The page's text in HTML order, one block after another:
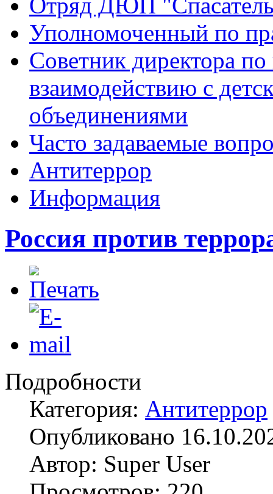
Отряд ДЮП
Уполномоченный по
Советник директора
взаимодействию с
объединениями
Часто задаваемые
Антитеррор
Информация
Россия против
Подробности
Категория: Антитеррор
Опубликовано
Автор: Super User